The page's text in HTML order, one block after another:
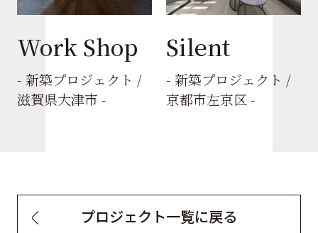
Work Shop
- 新築プロジェクト /
滋賀県大津市 -
Silent
- 新築プロジェクト /
京都市左京区 -
プロジェクト一覧に戻る